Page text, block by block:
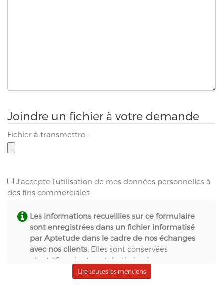
Joindre un fichier à votre demande
Fichier à transmettre :
J'accepte l'utilisation de mes données personnelles à
des fins commerciales
Les informations recueillies sur ce formulaire
sont enregistrées dans un fichier informatisé
par Aptetude dans le cadre de nos échanges
avec nos clients. Elles sont conservées
pendant 36 mois et sont destinées à :
- S.A.S. Aptetude (www.france-signaletique.com)
en qualité de propriétaire du site web et
Lire toutes les mentions